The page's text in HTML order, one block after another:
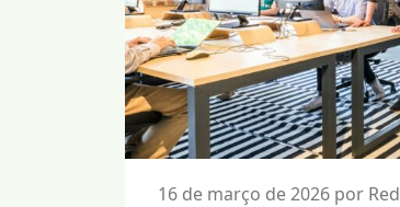
16 de março de 2026 por